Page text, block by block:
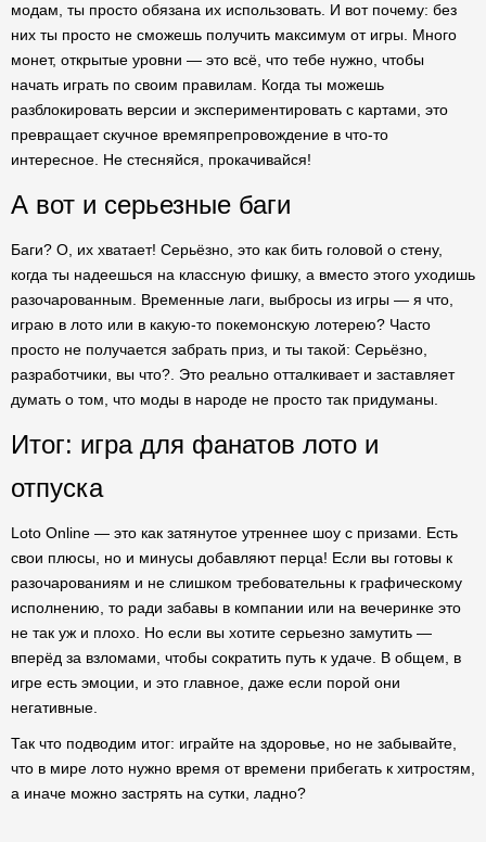
модам, ты просто обязана их использовать. И вот почему: без
них ты просто не сможешь получить максимум от игры. Много
монет, открытые уровни — это всё, что тебе нужно, чтобы
начать играть по своим правилам. Когда ты можешь
разблокировать версии и экспериментировать с картами, это
превращает скучное времяпрепровождение в что-то
интересное. Не стесняйся, прокачивайся!
А вот и серьезные баги
Баги? О, их хватает! Серьёзно, это как бить головой о стену,
когда ты надеешься на классную фишку, а вместо этого уходишь
разочарованным. Временные лаги, выбросы из игры — я что,
играю в лото или в какую-то покемонскую лотерею? Часто
просто не получается забрать приз, и ты такой: Серьёзно,
разработчики, вы что?. Это реально отталкивает и заставляет
думать о том, что моды в народе не просто так придуманы.
Итог: игра для фанатов лото и
отпуска
Loto Online — это как затянутое утреннее шоу с призами. Есть
свои плюсы, но и минусы добавляют перца! Если вы готовы к
разочарованиям и не слишком требовательны к графическому
исполнению, то ради забавы в компании или на вечеринке это
не так уж и плохо. Но если вы хотите серьезно замутить —
вперёд за взломами, чтобы сократить путь к удаче. В общем, в
игре есть эмоции, и это главное, даже если порой они
негативные.
Так что подводим итог: играйте на здоровье, но не забывайте,
что в мире лото нужно время от времени прибегать к хитростям,
а иначе можно застрять на сутки, ладно?